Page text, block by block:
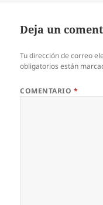
Deja un
Tu dirección de correo
obligatorios están
COMENTARIO *